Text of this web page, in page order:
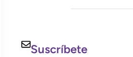
Suscríbete